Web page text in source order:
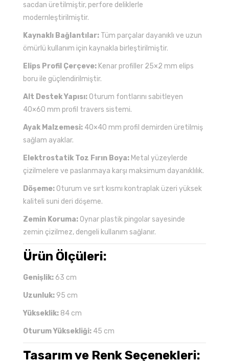
sacdan üretilmiştir, perfore deliklerle
modernleştirilmiştir.
Kaynaklı Bağlantılar: Tüm parçalar dayanıklı ve uzun
ömürlü kullanım için kaynakla birleştirilmiştir.
Elips Profil Çerçeve: Kenar profiller 25×2 mm elips
boru ile güçlendirilmiştir.
Alt Destek Yapısı: Oturum fontlarını sabitleyen
40×60 mm profil travers sistemi.
Ayak Malzemesi: 40×40 mm profil demirden üretilmiş
sağlam ayaklar.
Elektrostatik Toz Fırın Boya: Metal yüzeylerde
çizilmelere ve paslanmaya karşı maksimum dayanıklılık.
Döşeme: Oturum ve sırt kısmı kontraplak üzeri yüksek
kaliteli suni deri döşeme.
Zemin Koruma: Oynar plastik pingolar sayesinde
zemin çizilmez, dengeli kullanım sağlanır.
Ürün Ölçüleri:
Genişlik: 63 cm
Uzunluk: 95 cm
Yükseklik: 84 cm
Oturum Yüksekliği: 45 cm
Tasarım ve Renk Seçenekleri: